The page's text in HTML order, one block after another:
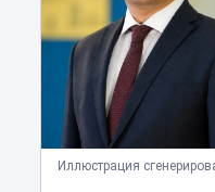
Иллюстрация